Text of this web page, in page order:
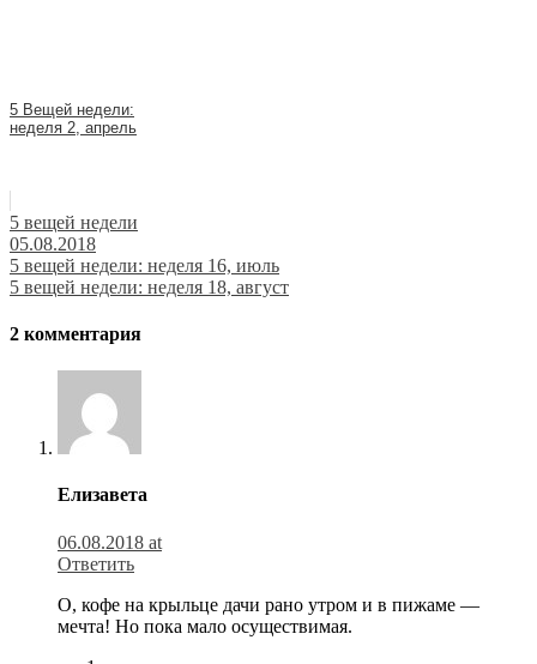
5 Вещей недели:
неделя 2, апрель
5 вещей недели
05.08.2018
Навигация
по
записям
5 вещей недели: неделя 16, июль
5 вещей недели: неделя 18, август
2 комментария
Елизавета
06.08.2018 at
Ответить
О, кофе на крыльце дачи рано утром и в пижаме —
мечта! Но пока мало осуществимая.